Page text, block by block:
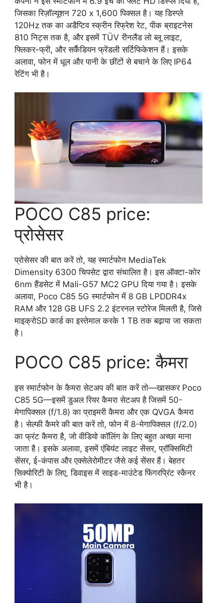
जिसका रिज़ॉल्यूशन 720 x 1,600 पिक्सल है। यह डिस्प्ले
120Hz तक का अडैप्टिव स्क्रीन रिफ्रेश रेट, पीक ब्राइटनेस
810 निट्स तक है, और इसमें TÜV रीनलैंड लो ब्लू लाइट,
फ्लिकर-फ्री, और सर्कैडियन फ्रेंडली सर्टिफिकेशन हैं। इसके
अलावा, फोन में धूल और पानी के छींटों से बचाने के लिए IP64
रेटिंग भी है।
POCO C85 price:
प्रोसेसर
प्रोसेसर की बात करें तो, यह स्मार्टफोन MediaTek
Dimensity 6300 चिपसेट द्वारा संचालित है। इस ऑक्टा-कोर
6nm हैंडसेट में Mali-G57 MC2 GPU दिया गया है। इसके
अलावा, Poco C85 5G स्मार्टफोन में 8 GB LPDDR4x
RAM और 128 GB UFS 2.2 इंटरनल स्टोरेज मिलती है, जिसे
माइक्रोSD कार्ड का इस्तेमाल करके 1 TB तक बढ़ाया जा सकता
है।
POCO C85 price: कैमरा
इस स्मार्टफोन के कैमरा सेटअप की बात करें तो—खासकर Poco
C85 5G—इसमें डुअल रियर कैमरा सेटअप है जिसमें 50-
मेगापिक्सल (f/1.8) का प्राइमरी कैमरा और एक QVGA कैमरा
है। सेल्फी कैमरे की बात करें तो, फोन में 8-मेगापिक्सल (f/2.0)
का फ्रंट कैमरा है, जो वीडियो कॉलिंग के लिए बहुत अच्छा माना
जाता है। इसके अलावा, इसमें एंबियंट लाइट सेंसर, प्रॉक्सिमिटी
सेंसर, ई-कंपास और एक्सेलेरोमीटर जैसे कई सेंसर हैं। बेहतर
सिक्योरिटी के लिए, डिवाइस में साइड-माउंटेड फिंगरप्रिंट स्कैनर
भी है।